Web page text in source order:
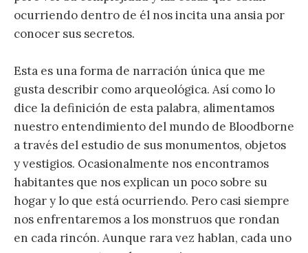
ocurriendo dentro de él nos incita una ansia por
conocer sus secretos.
Esta es una forma de narración única que me
gusta describir como arqueológica. Así como lo
dice la definición de esta palabra, alimentamos
nuestro entendimiento del mundo de Bloodborne
a través del estudio de sus monumentos, objetos
y vestigios. Ocasionalmente nos encontramos
habitantes que nos explican un poco sobre su
hogar y lo que está ocurriendo. Pero casi siempre
nos enfrentaremos a los monstruos que rondan
en cada rincón. Aunque rara vez hablan, cada uno